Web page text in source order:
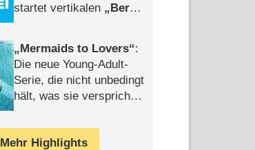
startet vertikalen
Berlin
Mermaids to Lovers :
Die neue Young-Adult-
Serie, die nicht unbedingt
hält, was sie verspricht –
Mehr Highlights